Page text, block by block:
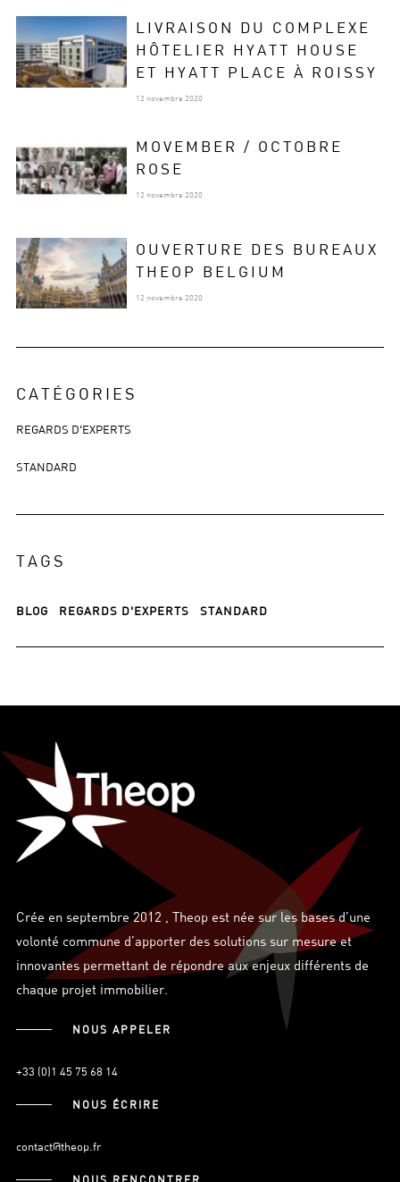
LIVRAISON DU COMPLEXE
HÔTELIER HYATT HOUSE
ET HYATT PLACE À ROISSY
12 novembre 2020
MOVEMBER / OCTOBRE
ROSE
12 novembre 2020
OUVERTURE DES BUREAUX
THEOP BELGIUM
12 novembre 2020
CATÉGORIES
REGARDS D'EXPERTS
STANDARD
TAGS
BLOG REGARDS D'EXPERTS STANDARD
Crée en septembre 2012 , Theop est née sur les bases d’une
volonté commune d’apporter des solutions sur mesure et
innovantes permettant de répondre aux enjeux différents de
chaque projet immobilier.
NOUS APPELER
+33 (0)1 45 75 68 14
NOUS ÉCRIRE
contact@theop.fr